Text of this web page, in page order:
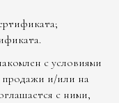
с условиями
и/или на
с ними,